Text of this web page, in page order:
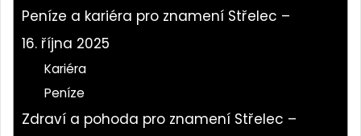
Peníze a kariéra pro znamení Střelec –
16. října 2025
Kariéra
Peníze
Zdraví a pohoda pro znamení Střelec –